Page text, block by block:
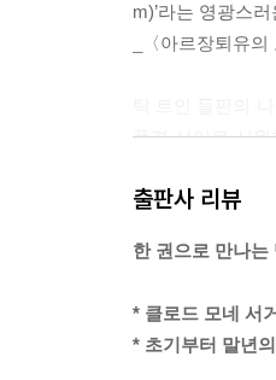
m)’라는 영광스
_〈아르장퇴유
풍경 사이로 시
그림 속, 아무 일
_〈여름〉 중에서
모네는 〈임종
다. 임종의 안색
출판사 리뷰
한 권으로 만나는
* 클로드 모네 서
* 초기부터 말년